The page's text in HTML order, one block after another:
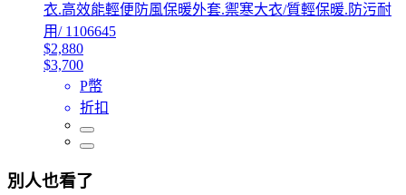
衣.高效能輕便防風保暖外套.禦寒大衣/質輕保暖.防污耐
用/ 1106645
$2,880
$3,700
P幣
折扣
別人也看了